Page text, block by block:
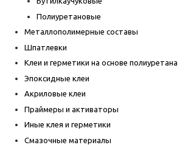
Полиуретановые
Металлополимерные составы
Шпатлевки
Клеи и герметики на основе полиуретана
Эпоксидные клеи
Акриловые клеи
Праймеры и активаторы
Иные клея и герметики
Смазочные материалы